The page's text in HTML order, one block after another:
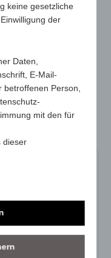
keine gesetzliche
der
Daten,
E-Mail-
Person,
mit den für
dieser
der von uns